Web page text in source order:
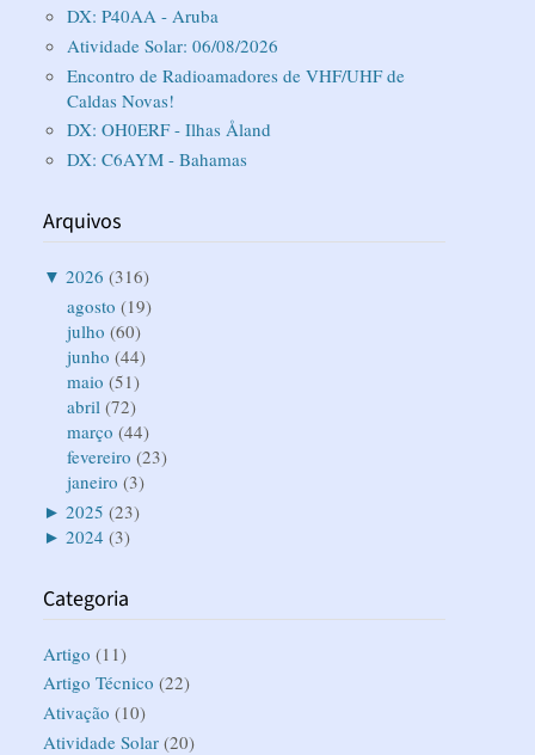
DX: P40AA - Aruba
Atividade Solar: 06/08/2026
Encontro de Radioamadores de VHF/UHF de
Caldas Novas!
DX: OH0ERF - Ilhas Åland
DX: C6AYM - Bahamas
Arquivos
▼ 2026 (316)
agosto (19)
julho (60)
junho (44)
maio (51)
abril (72)
março (44)
fevereiro (23)
janeiro (3)
► 2025 (23)
► 2024 (3)
Categoria
Artigo (11)
Artigo Técnico (22)
Ativação (10)
Atividade Solar (20)